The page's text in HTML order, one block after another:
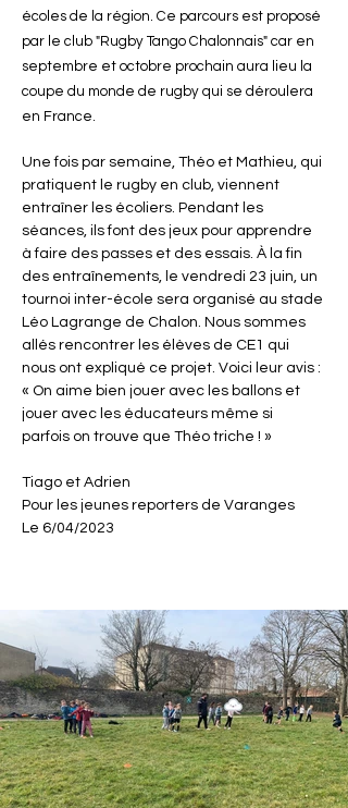
écoles de la région. Ce parcours est proposé
par le club "Rugby Tango Chalonnais" car en
septembre et octobre prochain aura lieu la
coupe du monde de rugby qui se déroulera
en France.
Une fois par semaine, Théo et Mathieu, qui
pratiquent le rugby en club, viennent
entraîner les écoliers. Pendant les
séances, ils font des jeux pour apprendre
à faire des passes et des essais. À la fin
des entraînements, le vendredi 23 juin, un
tournoi inter-école sera organisé au stade
Léo Lagrange de Chalon. Nous sommes
allés rencontrer les élèves de CE1 qui
nous ont expliqué ce projet. Voici leur avis :
« On aime bien jouer avec les ballons et
jouer avec les éducateurs même si
parfois on trouve que Théo triche ! »
Tiago et Adrien
Pour les jeunes reporters de Varanges
Le 6/04/2023